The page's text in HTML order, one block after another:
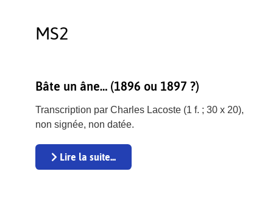
MS2
Bâte un âne… (1896 ou 1897 ?)
Transcription par Charles Lacoste (1 f. ; 30 x 20),
non signée, non datée.
Lire la suite...